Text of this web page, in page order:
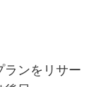
ンをリサー